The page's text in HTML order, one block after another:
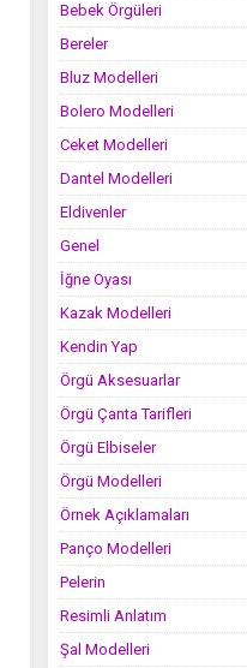
Bebek Örgüleri
Bereler
Bluz Modelleri
Bolero Modelleri
Ceket Modelleri
Dantel Modelleri
Eldivenler
Genel
İğne Oyası
Kazak Modelleri
Kendin Yap
Örgü Aksesuarlar
Örgü Çanta Tarifleri
Örgü Elbiseler
Örgü Modelleri
Örnek Açıklamaları
Panço Modelleri
Pelerin
Resimli Anlatım
Şal Modelleri